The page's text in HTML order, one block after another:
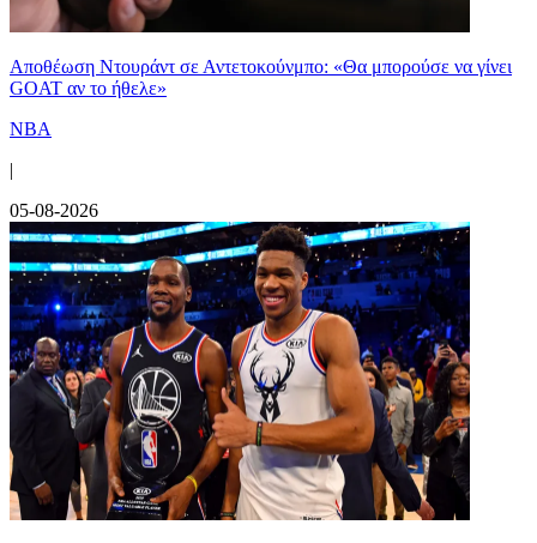
Αποθέωση Ντουράντ σε Αντετοκούνμπο: «Θα μπορούσε να γίνει
GOAT αν το ήθελε»
NBA
|
05-08-2026